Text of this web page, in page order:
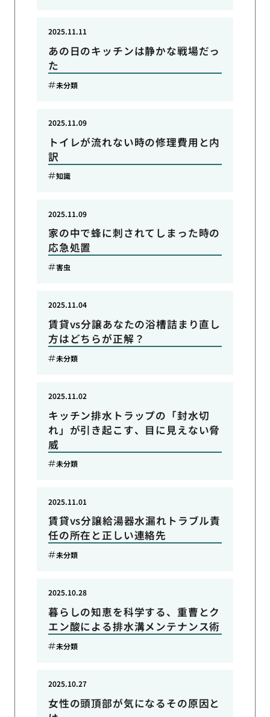
あの日のキッチンは静かな戦場だっ
た
2025.11.11
未分類
トイレが流れない時の修理費用と内
訳
2025.11.09
知識
家の中で蜂に刺されてしまった時の
応急処置
2025.11.09
害虫
賃貸vs分譲あなたの浴槽詰まり直し
方はどちらが正解？
2025.11.04
未分類
キッチン排水トラップの「封水切
れ」が引き起こす、目に見えない脅
威
2025.11.02
未分類
賃貸vs分譲給湯器水漏れトラブル責
任の所在と正しい連絡先
2025.11.01
未分類
暮らしの知恵を科学する、重曹とク
エン酸による排水溝メンテナンス術
2025.10.28
未分類
女性の頭頂部が気になるその原因と
2025.10.27